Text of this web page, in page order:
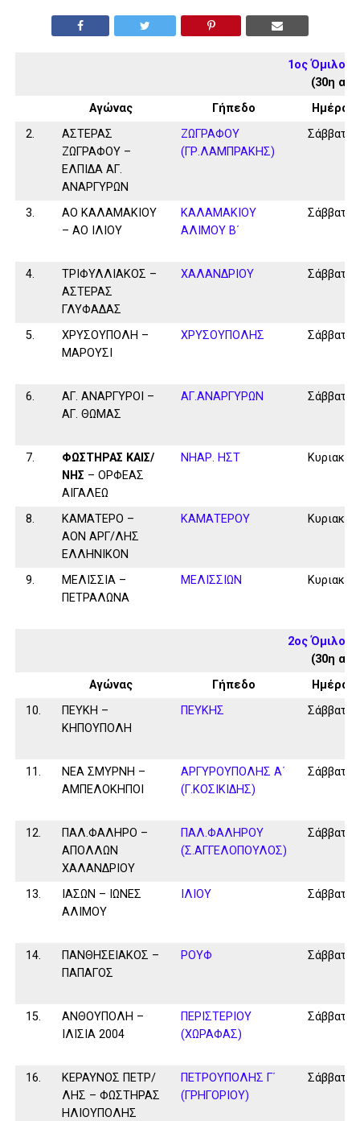
1ος Όμιλος
(30η
Αγώνας
Γήπεδο
Ημέρα
2.
ΑΣΤΕΡΑΣ
ΖΩΓΡΑΦΟΥ –
ΕΛΠΙΔΑ ΑΓ.
ΑΝΑΡΓΥΡΩΝ
ΖΩΓΡΑΦΟΥ
(ΓΡ.ΛΑΜΠΡΑΚΗΣ)
Σάββατο
3.
ΑΟ ΚΑΛΑΜΑΚΙΟΥ
– ΑΟ ΙΛΙΟΥ
ΚΑΛΑΜAKIOY
ΑΛΙΜΟΥ Β΄
Σάββατο
4.
ΤΡΙΦΥΛΛΙΑΚΟΣ –
ΑΣΤΕΡΑΣ
ΓΛΥΦΑΔΑΣ
ΧΑΛΑΝΔΡΙΟΥ Σάββατο
5.
ΧΡΥΣΟΥΠΟΛΗ –
ΜΑΡΟΥΣΙ
ΧΡΥΣΟΥΠΟΛΗΣ Σάββατο
6.
ΑΓ. ΑΝΑΡΓΥΡΟΙ –
ΑΓ. ΘΩΜΑΣ
ΑΓ.ΑΝΑΡΓΥΡΩΝ Σάββατο
7.
ΦΩΣΤΗΡΑΣ ΚΑΙΣ/
ΝΗΣ – ΟΡΦΕΑΣ
ΑΙΓΑΛΕΩ
ΝΗΑΡ. ΗΣΤ Κυριακή
8.
ΚΑΜΑΤΕΡΟ –
ΑΟΝ ΑΡΓ/ΛΗΣ
ΕΛΛΗΝΙΚΟΝ
ΚΑΜΑΤΕΡΟΥ Κυριακή
9.
ΜΕΛΙΣΣΙΑ –
ΠΕΤΡΑΛΩΝΑ
ΜΕΛΙΣΣΙΩΝ Κυριακή
2ος Όμιλος
(30η
Αγώνας
Γήπεδο
Ημέρα
10.
ΠΕΥΚΗ –
ΚΗΠΟΥΠΟΛΗ
ΠΕΥΚΗΣ Σάββατο
11.
ΝΕΑ ΣΜΥΡΝΗ –
ΑΜΠΕΛΟΚΗΠΟΙ
ΑΡΓΥΡΟΥΠΟΛΗΣ Α΄
(Γ.ΚΟΣΙΚΙΔΗΣ)
Σάββατο
12.
ΠΑΛ.ΦΑΛΗΡΟ –
ΑΠΟΛΛΩΝ
ΧΑΛΑΝΔΡΙΟΥ
ΠΑΛ.ΦΑΛΗΡΟΥ
(Σ.ΑΓΓΕΛΟΠΟΥΛΟΣ)
Σάββατο
13.
ΙΑΣΩΝ – ΙΩΝΕΣ
ΑΛΙΜΟΥ
ΙΛΙΟΥ Σάββατο
14.
ΠΑΝΘΗΣΕΙΑΚΟΣ –
ΠΑΠΑΓΟΣ
ΡΟΥΦ Σάββατο
15.
ΑΝΘΟΥΠΟΛΗ –
ΙΛΙΣΙΑ 2004
ΠΕΡΙΣΤΕΡΙΟΥ
(ΧΩΡΑΦΑΣ)
Σάββατο
16.
ΚΕΡΑΥΝΟΣ ΠΕΤΡ/
ΛΗΣ – ΦΩΣΤΗΡΑΣ
ΗΛΙΟΥΠΟΛΗΣ
ΠΕΤΡΟΥΠΟΛΗΣ Γ΄
(ΓΡΗΓΟΡΙΟΥ)
Σάββατο